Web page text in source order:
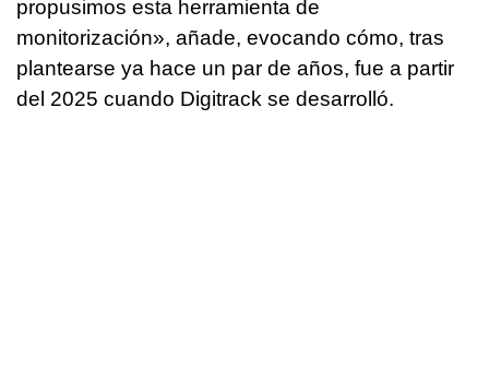
propusimos esta herramienta de
monitorización», añade, evocando cómo, tras
plantearse ya hace un par de años, fue a partir
del 2025 cuando Digitrack se desarrolló.